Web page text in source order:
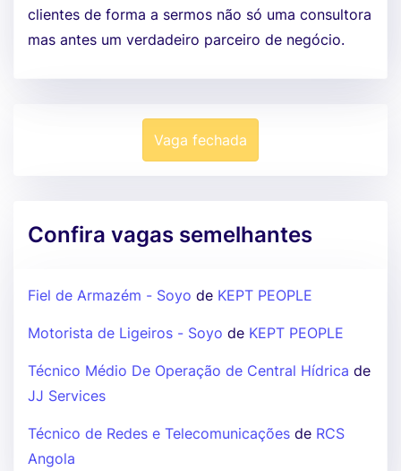
clientes de forma a sermos não só uma consultora
mas antes um verdadeiro parceiro de negócio.
Vaga fechada
Confira vagas semelhantes
Fiel de Armazém - Soyo de KEPT PEOPLE
Motorista de Ligeiros - Soyo de KEPT PEOPLE
Técnico Médio De Operação de Central Hídrica de
JJ Services
Técnico de Redes e Telecomunicações de RCS
Angola